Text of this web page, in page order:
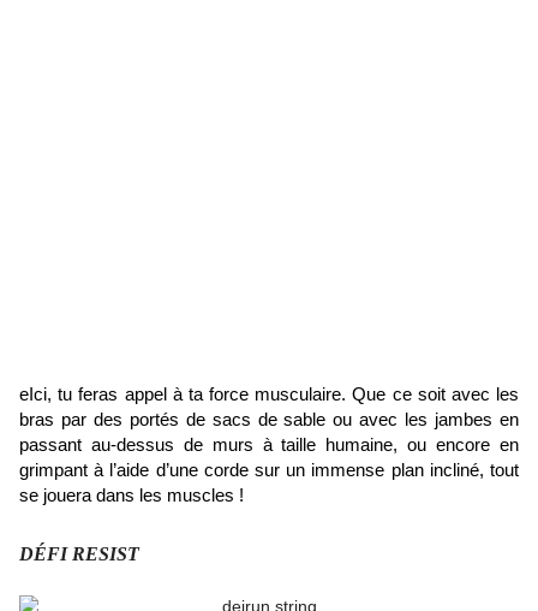
eIci, tuferas appel à ta force musculaire. Que ce soit avec les
bras par des portés de sacs de sable ou avec les jambes en
passant au-dessus de murs à taille humaine, ou encore en
grimpant à l’aide d’une corde sur un immense plan incliné, tout
se jouera dans les muscles !
DÉFI RESIST